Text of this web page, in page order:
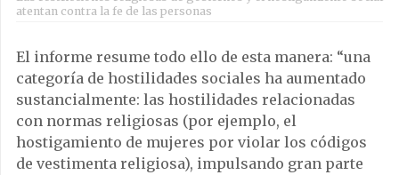
atentan contra la fe de las personas
El informe resume todo ello de esta manera: “una
categoría de hostilidades sociales ha aumentado
sustancialmente: las hostilidades relacionadas
con normas religiosas (por ejemplo, el
hostigamiento de mujeres por violar los códigos
de vestimenta religiosa), impulsando gran parte